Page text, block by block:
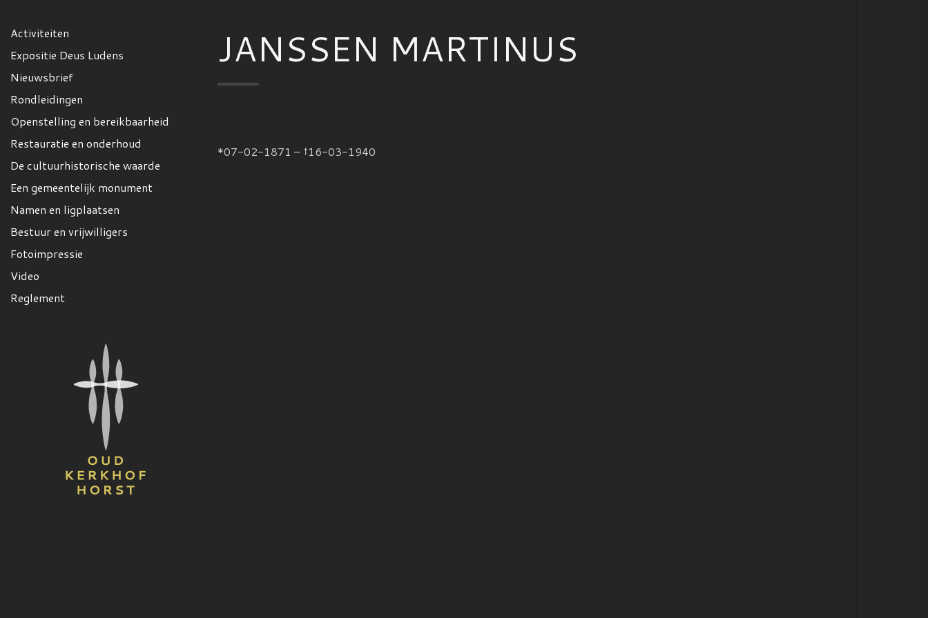
Activiteiten
Expositie Deus Ludens
Nieuwsbrief
Rondleidingen
Openstelling en bereikbaarheid
Restauratie en onderhoud
De cultuurhistorische waarde
Een gemeentelijk monument
Namen en ligplaatsen
Bestuur en vrijwilligers
Fotoimpressie
Video
Reglement
JANSSEN MARTINUS
*07-02-1871 – †16-03-1940